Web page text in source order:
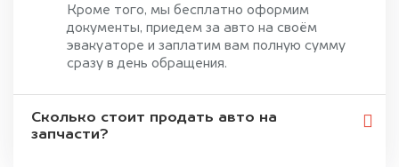
Кроме того, мы бесплатно оформим
документы, приедем за авто на своём
эвакуаторе и заплатим вам полную сумму
сразу в день обращения.
Сколько стоит продать авто на
запчасти?